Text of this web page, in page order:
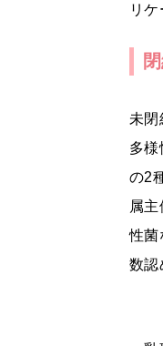
リ
未閉
多様
の2
属
性菌
数認